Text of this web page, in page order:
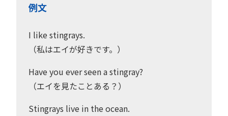
例文
I like stingrays.
（私はエイが好きです。）
Have you ever seen a stingray?
（エイを見たことある？）
Stingrays live in the ocean.